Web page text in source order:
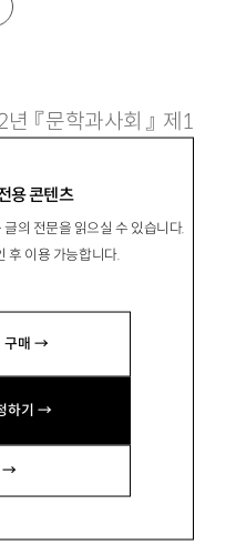
용 콘텐츠
글의 전문을 읽으실 수 있습니다.
후 이용 가능합니다.
구매 →
하기 →
→
『문학과사회』 제1
국
자살문화연구센터의